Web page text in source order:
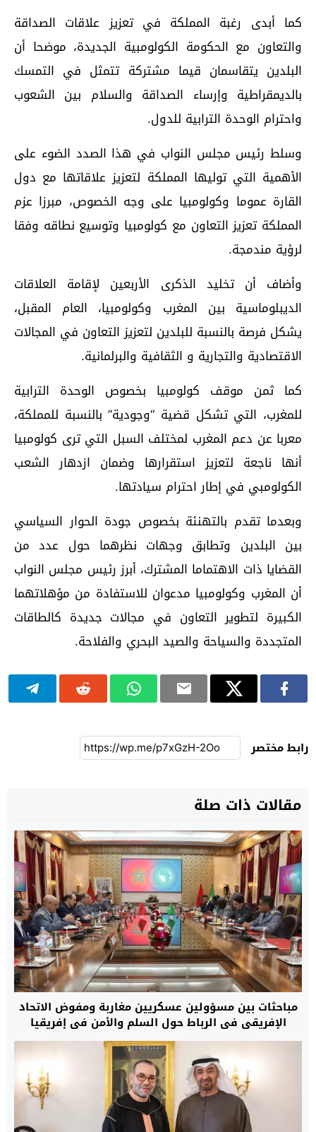
كما أبدى رغبة المملكة في تعزيز علاقات الصداقة
والتعاون مع الحكومة الكولومبية الجديدة، موضحا أن
البلدين يتقاسمان قيما مشتركة تتمثل في التمسك
بالديمقراطية وإرساء الصداقة والسلام بين الشعوب
واحترام الوحدة الترابية للدول.
وسلط رئيس مجلس النواب في هذا الصدد الضوء على
الأهمية التي توليها المملكة لتعزيز علاقاتها مع دول
القارة عموما وكولومبيا على وجه الخصوص، مبرزا عزم
المملكة تعزيز التعاون مع كولومبيا وتوسيع نطاقه وفقا
لرؤية مندمجة.
وأضاف أن تخليد الذكرى الأربعين لإقامة العلاقات
الديبلوماسية بين المغرب وكولومبيا، العام المقبل،
يشكل فرصة بالنسبة للبلدين لتعزيز التعاون في المجالات
الاقتصادية والتجارية و الثقافية والبرلمانية.
كما ثمن موقف كولومبيا بخصوص الوحدة الترابية
للمغرب، التي تشكل قضية “وجودية” بالنسبة للمملكة،
معربا عن دعم المغرب لمختلف السبل التي ترى كولومبيا
أنها ناجعة لتعزيز استقرارها وضمان ازدهار الشعب
الكولومبي في إطار احترام سيادتها.
وبعدما تقدم بالتهنئة بخصوص جودة الحوار السياسي
بين البلدين وتطابق وجهات نظرهما حول عدد من
القضايا ذات الاهتماما المشترك، أبرز رئيس مجلس النواب
أن المغرب وكولومبيا مدعوان للاستفادة من مؤهلاتهما
الكبيرة لتطوير التعاون في مجالات جديدة كالطاقات
المتجددة والسياحة والصيد البحري والفلاحة.
رابط مختصر
مقالات ذات صلة
مباحثات بين مسؤولين عسكريين مغاربة ومفوض الاتحاد
الإفريقي في الرباط حول السلم والأمن في إفريقيا